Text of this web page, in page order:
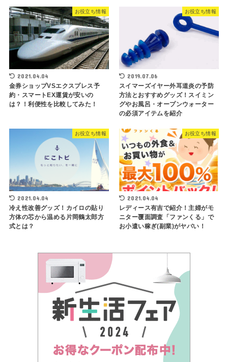
お役立ち情報
2021.04.04
金券ショップVSエクスプレス予
約・スマートEX運賃が安いの
は？！利便性を比較してみた！
お役立ち情報
2019.07.06
スイマーズイヤー外耳道炎の予防
方法とおすすめグッズ！スイミン
グやお風呂・オープンウォーター
の必須アイテムを紹介
お役立ち情報
2021.04.04
冷え性改善グッズ！カイロの貼り
方体の芯から温める片岡鶴太郎方
式とは？
お役立ち情報
2021.04.04
レディース有吉で紹介！主婦がモ
ニター覆面調査「ファンくる」で
お小遣い稼ぎ(副業)がヤバい！